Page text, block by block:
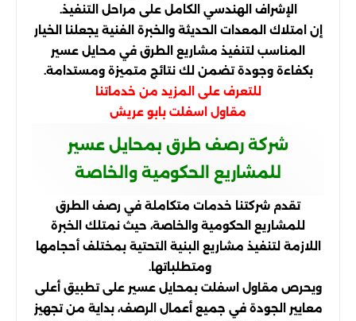
الإشراف الهندسي الكامل على مراحل التنفيذ.
إن امتلاك المعدات الحديثة والخبرة الفنية يجعلنا الخيار
المناسب لتنفيذ مشاريع الطرق في محايل عسير
بكفاءة وجودة تضمن لك نتائج متميزة ومستدامة.
للتعرف على المزيد من خدماتنا
مقاول اسفلت بابو عريش
شركة رصف طرق بمحايل عسير
للمشاريع الحكومية والخاصة
تقدم شركتنا خدمات متكاملة في رصف الطرق
للمشاريع الحكومية والخاصة، حيث نمتلك الخبرة
اللازمة لتنفيذ مشاريع البنية التحتية بمختلف أحجامها
ومتطلباتها.
ويحرص مقاول اسفلت بمحايل عسير على تطبيق أعلى
معايير الجودة في جميع أعمال الرصف، بداية من تجهيز